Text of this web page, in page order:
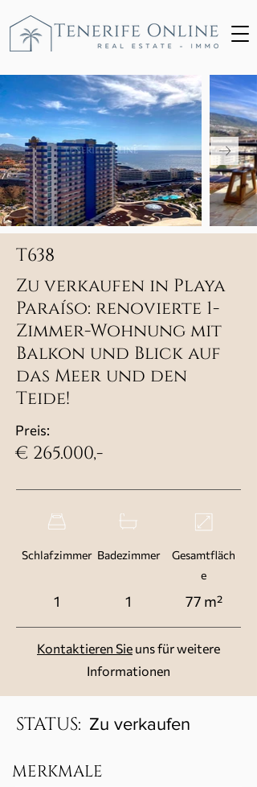
T638
Zu verkaufen in Playa
Paraíso: renovierte 1-
Zimmer-Wohnung mit
Balkon und Blick auf
das Meer und den
Teide!
Preis:
€ 265.000,-
Schlafzimmer Badezimmer
1 1
Gesamtfläch
e
77 m²
Kontaktieren Sie uns für weitere
Informationen
STATUS: Zu verkaufen
MERKMALE